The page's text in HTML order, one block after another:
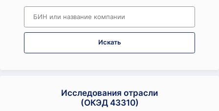
Искать
Исследования отрасли
(ОКЭД 43310)